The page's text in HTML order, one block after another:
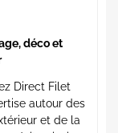
déco et
Direct Filet
autour des
et de la